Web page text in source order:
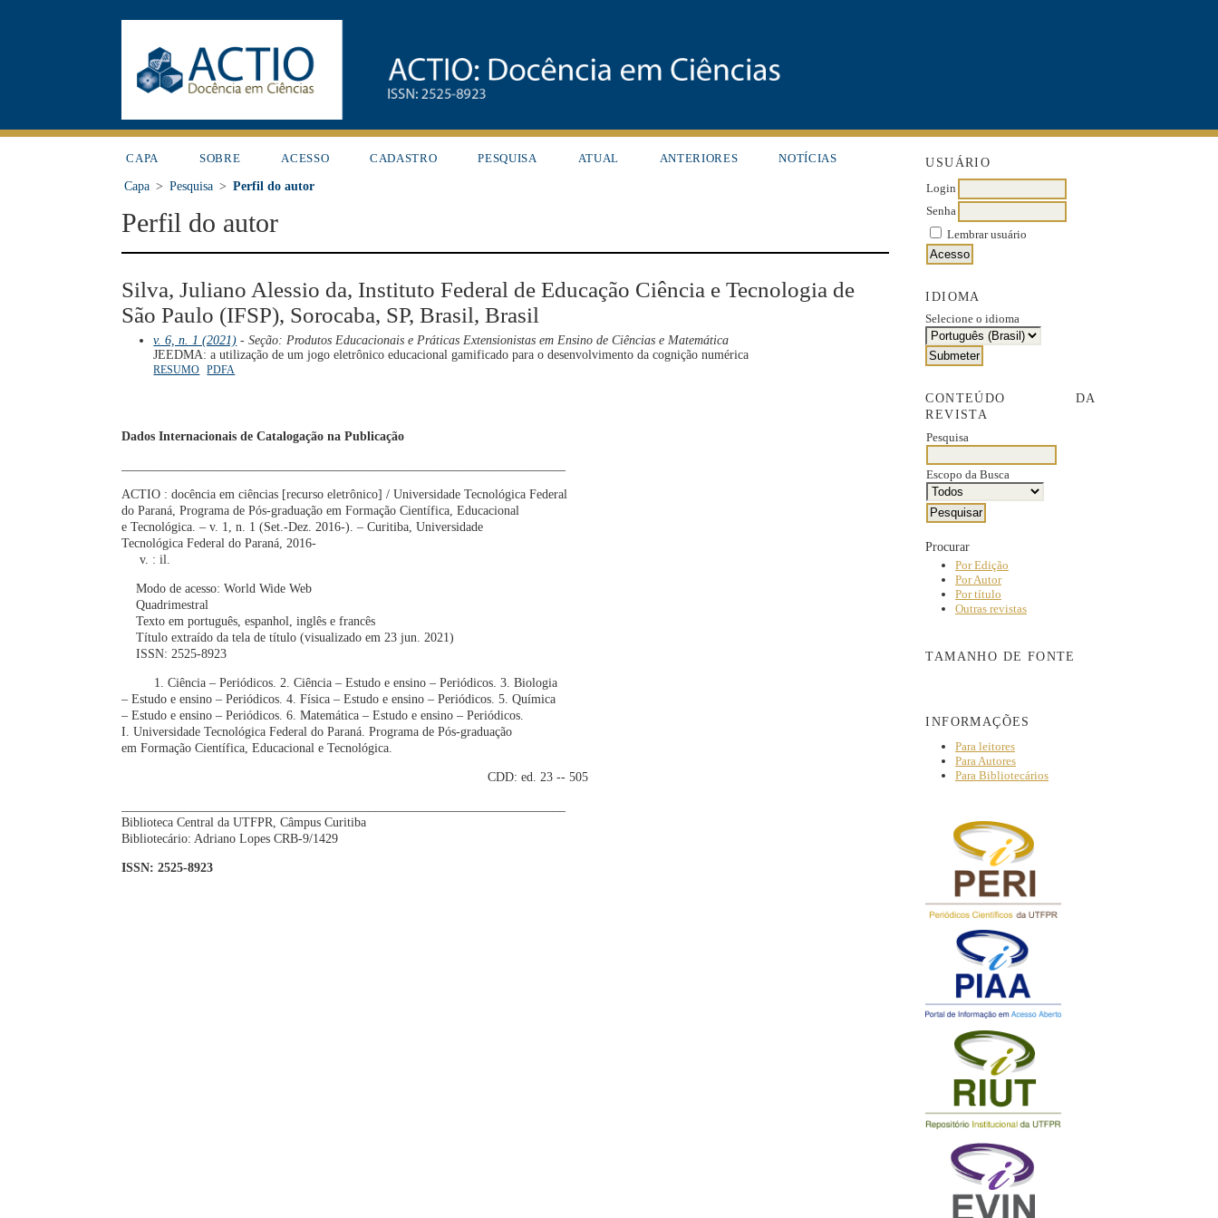
USUÁRIO
Login
Senha
Lembrar usuário
IDIOMA
Selecione o idioma
CONTEÚDO DA
REVISTA
Pesquisa
Escopo da Busca
Procurar
Por Edição
Por Autor
Por título
Outras revistas
TAMANHO DE FONTE
INFORMAÇÕES
Para leitores
Para Autores
Para Bibliotecários
CAPA SOBRE ACESSO CADASTRO PESQUISA ATUAL ANTERIORES NOTÍCIAS
Capa > Pesquisa > Perfil do autor
Perfil do autor
Silva, Juliano Alessio da, Instituto Federal de Educação Ciência e Tecnologia de
São Paulo (IFSP), Sorocaba, SP, Brasil, Brasil
v. 6, n. 1 (2021) - Seção: Produtos Educacionais e Práticas Extensionistas em Ensino de Ciências e Matemática
JEEDMA: a utilização de um jogo eletrônico educacional gamificado para o desenvolvimento da cognição numérica
RESUMO PDFA
Dados Internacionais de Catalogação na Publicação
ACTIO : docência em ciências [recurso eletrônico] / Universidade Tecnológica Federal
do Paraná, Programa de Pós-graduação em Formação Científica, Educacional
e Tecnológica. – v. 1, n. 1 (Set.-Dez. 2016-). – Curitiba, Universidade
Tecnológica Federal do Paraná, 2016-
v. : il.
Modo de acesso: World Wide Web
Quadrimestral
Texto em português, espanhol, inglês e francês
Título extraído da tela de título (visualizado em 23 jun. 2021)
ISSN: 2525-8923
1. Ciência – Periódicos. 2. Ciência – Estudo e ensino – Periódicos. 3. Biologia
– Estudo e ensino – Periódicos. 4. Física – Estudo e ensino – Periódicos. 5. Química
– Estudo e ensino – Periódicos. 6. Matemática – Estudo e ensino – Periódicos.
I. Universidade Tecnológica Federal do Paraná. Programa de Pós-graduação
em Formação Científica, Educacional e Tecnológica.
CDD: ed. 23 -- 505
Biblioteca Central da UTFPR, Câmpus Curitiba
Bibliotecário: Adriano Lopes CRB-9/1429
ISSN: 2525-8923